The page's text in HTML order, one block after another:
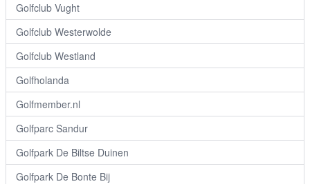
Golfclub Vught
Golfclub Westerwolde
Golfclub Westland
Golfholanda
Golfmember.nl
Golfparc Sandur
Golfpark De Biltse Duinen
Golfpark De Bonte Bij